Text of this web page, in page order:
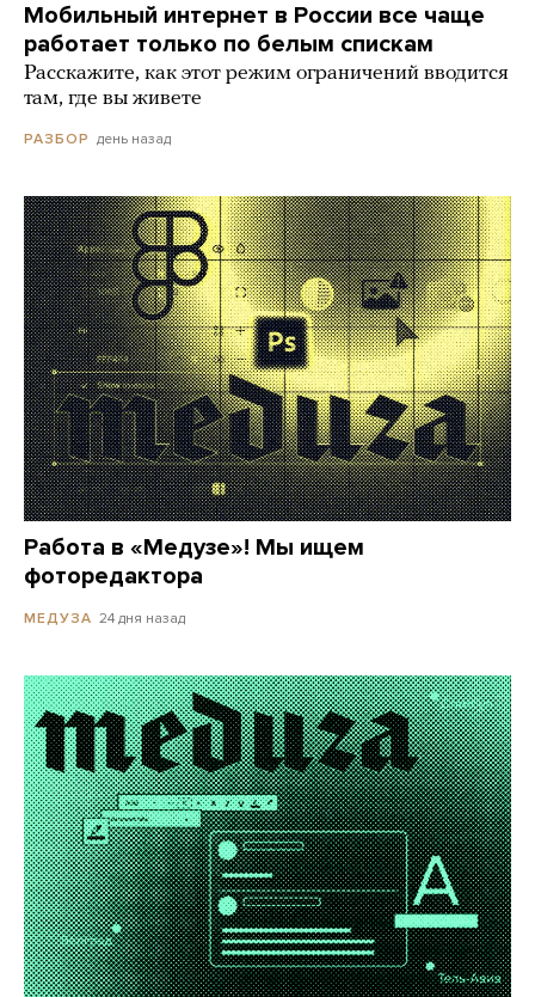
Мобильный интернет в России все чаще
работает только по белым спискам
Расскажите, как этот режим ограничений вводится
там, где вы живете
РАЗБОР день назад
Работа в «Медузе»! Мы ищем
фоторедактора
МЕДУЗА 24 дня назад